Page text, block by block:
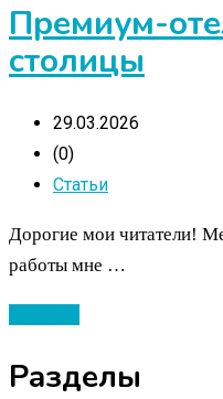
Премиум-
столицы
29.03.2026
(0)
Статьи
Дорогие мои читатели!
работы мне …
Разделы